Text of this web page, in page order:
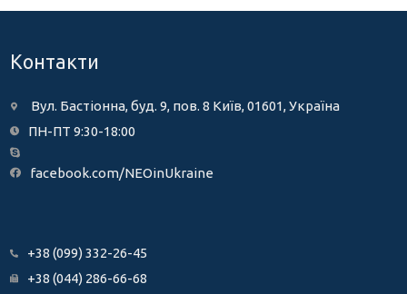
Контакти
Вул. Бастіонна, буд. 9, пов. 8 Київ, 01601, Україна
ПН-ПТ 9:30-18:00
facebook.com/NEOinUkraine
+38 (099) 332-26-45
+38 (044) 286-66-68